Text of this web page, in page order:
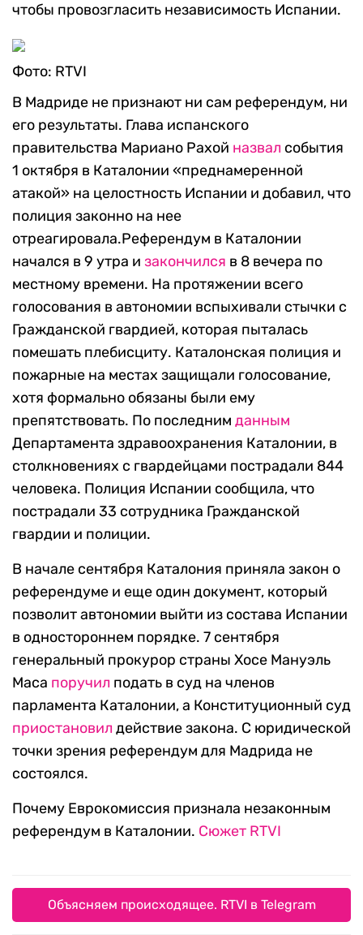
чтобы провозгласить независимость Испании.
Фото: RTVI
В Мадриде не признают ни сам референдум, ни
его результаты. Глава испанского
правительства Мариано Рахой назвал события
1 октября в Каталонии «преднамеренной
атакой» на целостность Испании и добавил, что
полиция законно на нее
отреагировала.Референдум в Каталонии
начался в 9 утра и закончился в 8 вечера по
местному времени. На протяжении всего
голосования в автономии вспыхивали стычки с
Гражданской гвардией, которая пыталась
помешать плебисциту. Каталонская полиция и
пожарные на местах защищали голосование,
хотя формально обязаны были ему
препятствовать. По последним данным
Департамента здравоохранения Каталонии, в
столкновениях с гвардейцами пострадали 844
человека. Полиция Испании сообщила, что
пострадали 33 сотрудника Гражданской
гвардии и полиции.
В начале сентября Каталония приняла закон о
референдуме и еще один документ, который
позволит автономии выйти из состава Испании
в одностороннем порядке. 7 сентября
генеральный прокурор страны Хосе Мануэль
Маса поручил подать в суд на членов
парламента Каталонии, а Конституционный суд
приостановил действие закона. С юридической
точки зрения референдум для Мадрида не
состоялся.
Почему Еврокомиссия признала незаконным
референдум в Каталонии. Сюжет RTVI
Объясняем происходящее. RTVI в Telegram